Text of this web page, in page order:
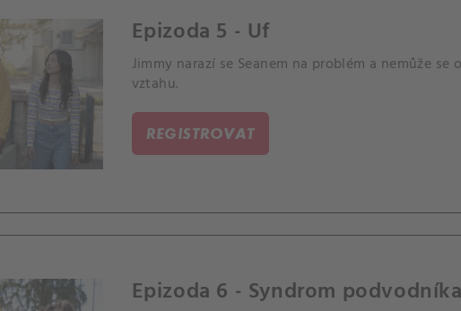
Epizoda 5 - Uf
Jimmy narazí se Seanem na problém a nemůže
vztahu.
REGISTROVAT
Epizoda 6 - Syndrom podvodníka